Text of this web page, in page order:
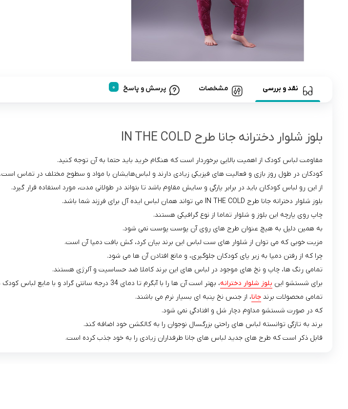
دستگاه بخور سرد کودک
نقد و بررسی مشخصات پرسش و پاسخ
بلوز شلوار دخترانه جانا طرح IN THE COLD
مقاومت لباس کودک از اهمیت بالایی برخوردار است که هنگام خرید باید حتما به آن توجه کنید.
کودکان در طول روز بازی و فعالیت‌ های فیزیکی زیادی دارند و لباس‌هایشان با مواد و سطوح مختلف در تماس است.
از این رو لباس کودکان باید در برابر پارگی و سایش مقاوم باشد تا بتواند در طولانی مدت، مورد استفاده قرار گیرد.
بلوز شلوار دخترانه جانا طرح IN THE COLD می تواند همان لباس ایده آل برای فرزند شما باشد.
چاپ روی پارچه این بلوز و شلوار تماما از نوع گرافیکی هستند.
به همین دلیل به هیچ عنوان طرح های روی آن پوست پوست نمی شود.
مزیت خوبی که می توان از شلوار های ست لباس این برند بیان کرد، کش بافت دمپا آن است.
چرا که از رفتن دمپا به زیر پای کودکان جلوگیری، و مانع افتادن آن ها می شود.
تمامی رنگ ها، چاپ و نخ های موجود در لباس های این برند کاملا ضد حساسیت و آلرژی هستند.
برای شستشو این بلوز شلوار دخترانه، بهتر است آن ها را با آبگرم تا دمای 34 درجه سانتی گراد و با مایع لباس کودک در با ماشین لباسشویی و به صورت دستی بشوئید.
تمامی محصولات برند جانا، از جنس نخ پنبه ای بسیار نرم می باشند.
که در صورت شستشو مداوم دچار شل و افتادگی نمی شود.
برند به تازگی توانسته لباس های راحتی بزرگسال نوجوان را به کالکشن خود اضافه کند.
قابل ذکر است که طرح های جدید لباس های جانا طرفداران زیادی را به خود جذب کرده است.